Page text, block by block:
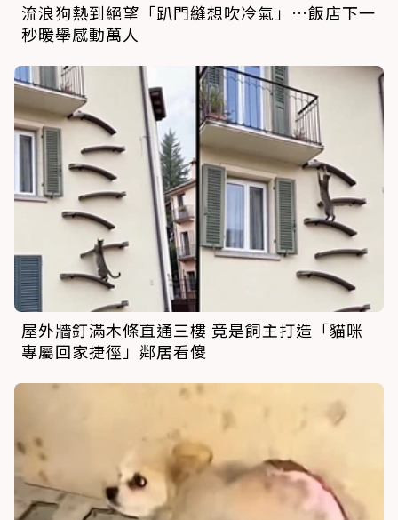
流浪狗熱到絕望「趴門縫想吹冷氣」…飯店下一
秒暖舉感動萬人
屋外牆釘滿木條直通三樓 竟是飼主打造「貓咪
專屬回家捷徑」鄰居看傻